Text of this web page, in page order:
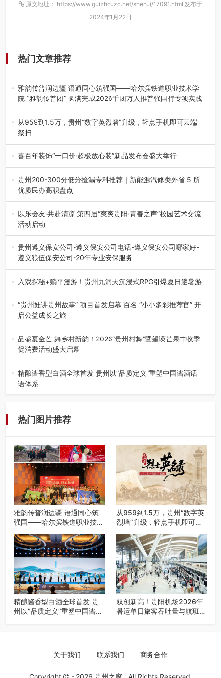
原文地址： https://www.guizhouzc.net/shehui/17091.html 发布于
2024年1月22日
热门文章推荐
雅韵传普润边疆 语通同心筑强国——哈尔滨铁道职业技术学
院 “雅韵传普团” 圆满完成2026千团万人推普强国行专项实践
为扎实推进2026“千团万人推普强国行”大学生暑期社会实
践，牢牢紧扣 “雅韵传普…
从959到1.5万，贵州“数字英烈墙”升级，轻点手机即可云端
祭扫
八一建军节到来之际，由贵州省退役军人事务厅指导，贵阳
市退役军人事务局联合贵州广电…
喜百年装饰“一口价·超极放心装”新品发布会盛大举行
2026年7月31日，喜百年装饰“一口价·超极放心装”新品发布
会在贵阳隆重举行。…
贵州200-300分低分捡漏专科推荐｜新能源汽修类外省 5 所
优质民办高职盘点
在贵州省高考志愿填报体系中，200至300分数段考生可选择
的省内工科、新能源汽车…
以乐会友·共赴清凉 第四届“爽爽贵阳·青春之声”校园艺术交流
活动启动
七月的贵阳，清风送爽，第四届“爽爽贵阳·青春之声”校园管
弦乐（合唱）艺术交流活动…
贵州遵义保安公司-遵义保安公司电话-遵义保安公司哪家好-
遵义狼伍保安公司-20年专业安保服务
在遵义，不管是企业园区运营、小区物业管理、建筑工地施
工、商业商场经营，还是举办各…
入戏探秘+躺平漫游！贵州九洞天沉浸式RPG引爆夏日避暑游
入伏后的贵州，清凉依旧。而在毕节深处的九洞天景区，贵
州首个水上喀斯特沉浸式RPG…
“贵州娃讲贵州故事” 项目首发启幕 百名 “小小多彩推荐官” 开
启公益成长之旅
近日，由贵州教育出版社、阅美黔途阅见中国全国阅读行动
网络贵州站，遵义融媒体传媒集…
品盛夏金芒 舞乡村新韵！2026“贵州村舞”暨望谟芒果丰收季
促消费活动盛大启幕
盛夏瑶乡，金芒盈野，歌舞飞扬。7月22日，2026“贵州村
舞”暨望谟芒果丰收季促…
精酿酱香型白酒全球首发 贵州以”品质定义”重塑中国酱酒话
语体系
热门图片推荐
雅韵传普润边疆 语通同心筑
强国——哈尔滨铁道职业技术
2026千团万人推普强国行专
项实践
从959到1.5万，贵州“数字英
烈墙”升级，轻点手机即可云
精酿酱香型白酒全球首发 贵
州以”品质定义”重塑中国酱酒
双创新高！贵阳机场2026年
暑运单日旅客吞吐量与航班起
关于我们 联系我们 商务合作